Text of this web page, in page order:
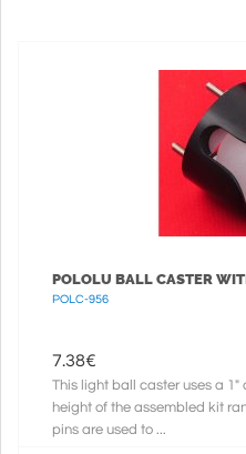
POLOLU BALL CASTER
POLC-956
7.38€
This light ball caster uses a
height of the assembled kit
pins are used to ...